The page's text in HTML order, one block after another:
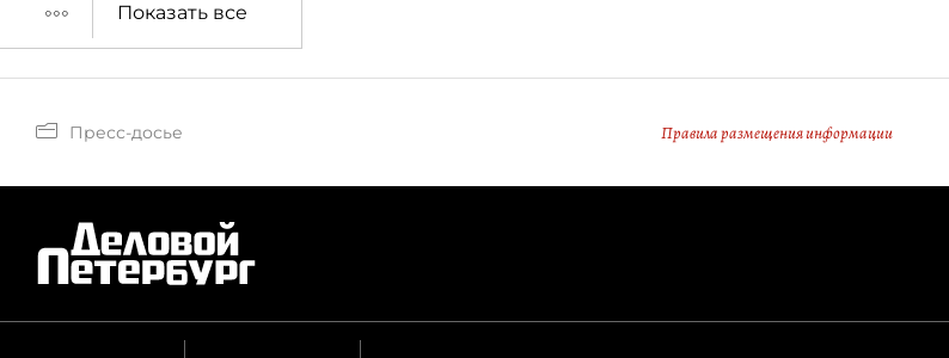
Показать все
Пресс-досье Правила размещения информации